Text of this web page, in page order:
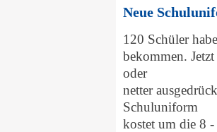
Neue
120 Schüler
bekommen.
oder
netter
Schuluniform
kostet um die 8